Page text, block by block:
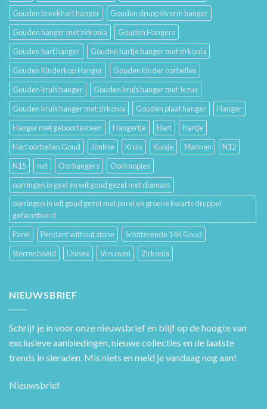
Gouden breekhart hanger
Gouden druppelvorm hanger
Gouden hanger met zirkonia
Gouden Hangers
Gouden hart hanger
Gouden hartje hanger met zirkonia
Gouden Kinderkop Hanger
Gouden kinder oorbellen
Gouden kruis hanger
Gouden kruis hanger met Jezus
Gouden kruis hanger met zirkonia
Gouden plaat hanger
Hanger
Hanger met geboortesteen
Hangertje Hart
Hartje
Hart oorbellen Goud
Jonline Kruis Kuisje Mannen
N12
N15
nvt Oorhangers
Oorknopjes
oorringen in geel en wit goud gezet met diamant
oorringen in wit goud gezet met parel en groene kwarts druppel
gefacetteerd
Parel
Pendant without stone
Schitterende 14K Goud
Sterrenbeeld
Unisex Vrouwen Zirkonia
NIEUWSBRIEF
Schrijf je in voor onze nieuwsbrief en blijf op de hoogte van
exclusieve aanbiedingen, nieuwe collecties en de laatste
trends in sieraden. Mis niets en meld je vandaag nog aan!
Nieuwsbrief